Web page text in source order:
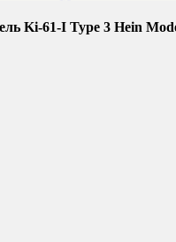
Ki-61-I Type 3 Hein